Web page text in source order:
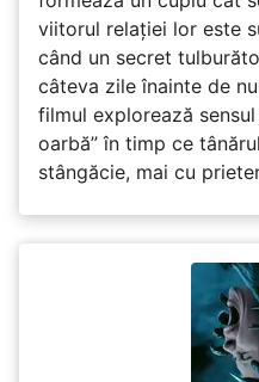
viitorul relației lor este
când un secret
câteva zile înainte de
filmul explorează
oarbă” în timp ce
stângăcie, mai cu